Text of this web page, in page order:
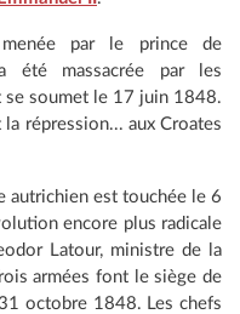
par le prince de
été massacrée par les
se soumet le 17 juin 1848.
répression... aux Croates
autrichien est touchée le 6
encore plus radicale
Latour, ministre de la
armées font le siège de
octobre 1848. Les chefs